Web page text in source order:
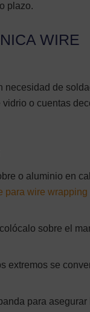
plazo.
WIRE
necesidad de
vidrio o cuentas
o aluminio en
para wire wrapping
sobre el
extremos se
para asegurar